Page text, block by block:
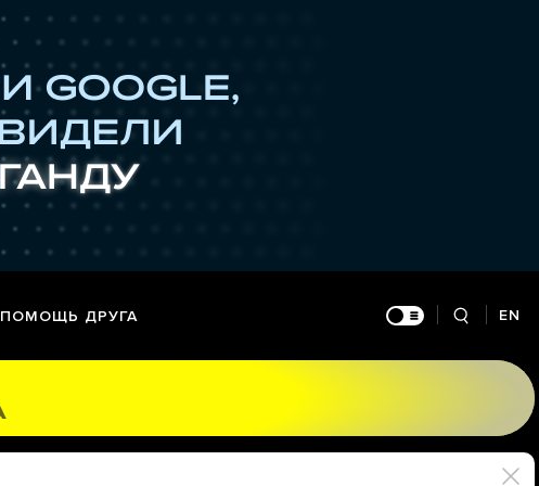
ПОМОЩЬ ДРУГА EN